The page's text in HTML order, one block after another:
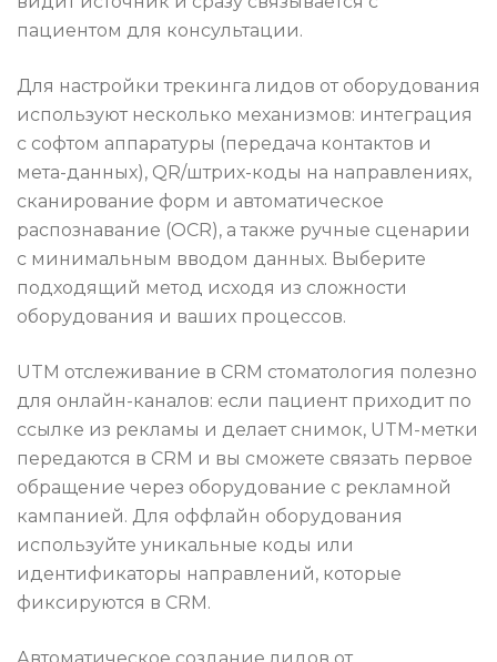
пациентом для консультации.
Для настройки трекинга лидов от оборудования
используют несколько механизмов: интеграция
с софтом аппаратуры (передача контактов и
мета-данных), QR/штрих-коды на направлениях,
сканирование форм и автоматическое
распознавание (OCR), а также ручные сценарии
с минимальным вводом данных. Выберите
подходящий метод исходя из сложности
оборудования и ваших процессов.
UTM отслеживание в CRM стоматология полезно
для онлайн-каналов: если пациент приходит по
ссылке из рекламы и делает снимок, UTM-метки
передаются в CRM и вы сможете связать первое
обращение через оборудование с рекламной
кампанией. Для оффлайн оборудования
используйте уникальные коды или
идентификаторы направлений, которые
фиксируются в CRM.